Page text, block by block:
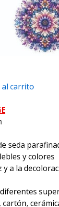
al carrito
seda
y colores
a la